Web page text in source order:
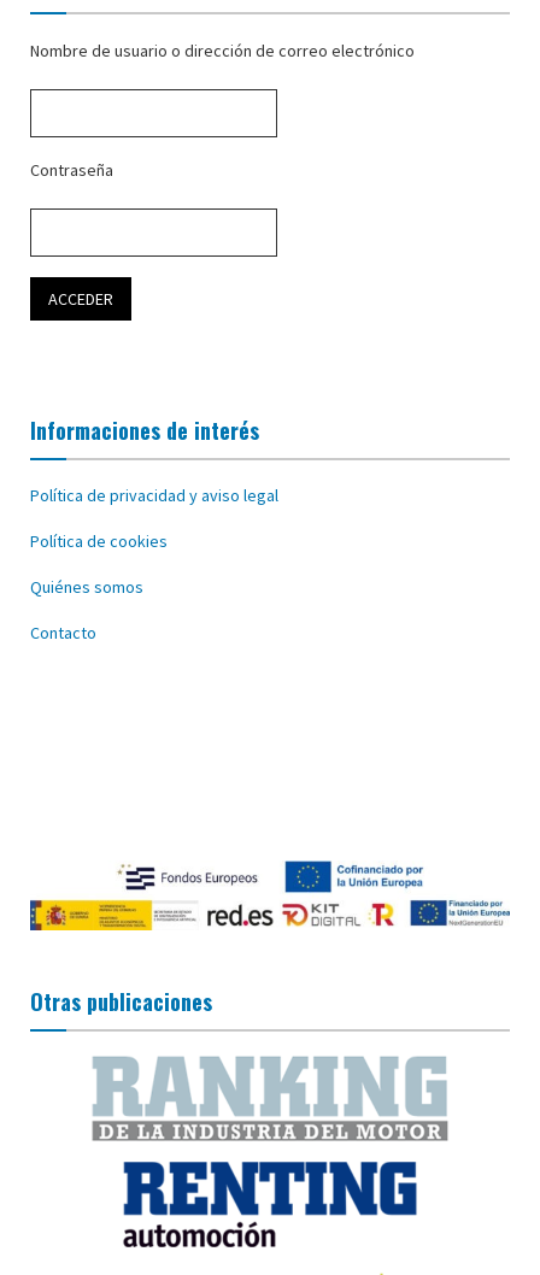
Nombre de usuario o dirección de correo electrónico
Contraseña
Informaciones de interés
Política de privacidad y aviso legal
Política de cookies
Quiénes somos
Contacto
Otras publicaciones